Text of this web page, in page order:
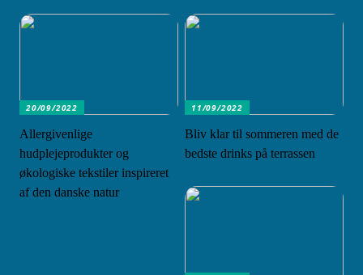
20/09/2022
Allergivenlige
hudplejeprodukter og
økologiske tekstiler inspireret
af den danske natur
11/09/2022
Bliv klar til sommeren med de
bedste drinks på terrassen